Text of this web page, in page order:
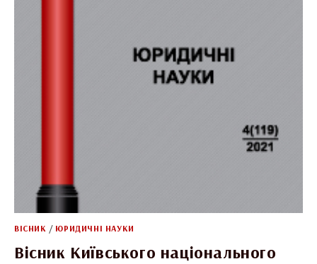
ВІСНИК / ЮРИДИЧНІ НАУКИ
Вісник Київського національного